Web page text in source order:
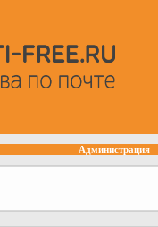
Администрация